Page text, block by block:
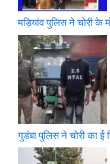
मड़ियांव पुलिस ने चोरी के
गुडंबा पुलिस ने चोरी का